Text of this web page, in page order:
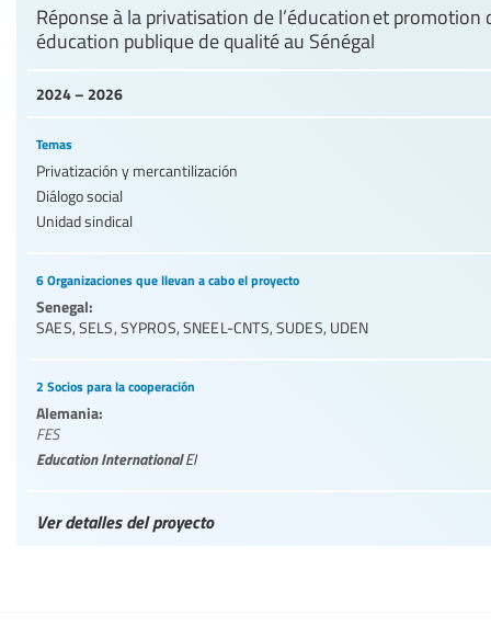
2024 – 2026
Réponse à la privatisation de l’éducation et promotion
éducation publique de qualité au Sénégal
Temas
Privatización y mercantilización
Diálogo social
Unidad sindical
6 Organizaciones que llevan a cabo el proyecto
Senegal:
SAES, SELS, SYPROS, SNEEL-CNTS, SUDES, UDEN
2 Socios para la cooperación
Alemania:
FES
Education InternationalEI
Ver detalles del proyecto